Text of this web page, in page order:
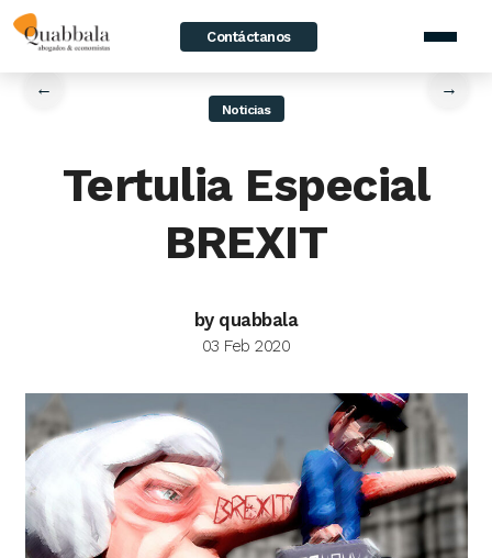
Contáctanos
home / News Tertulia Especial BREXIT
←
Noticias
→
Tertulia Especial
BREXIT
by quabbala
03 Feb 2020